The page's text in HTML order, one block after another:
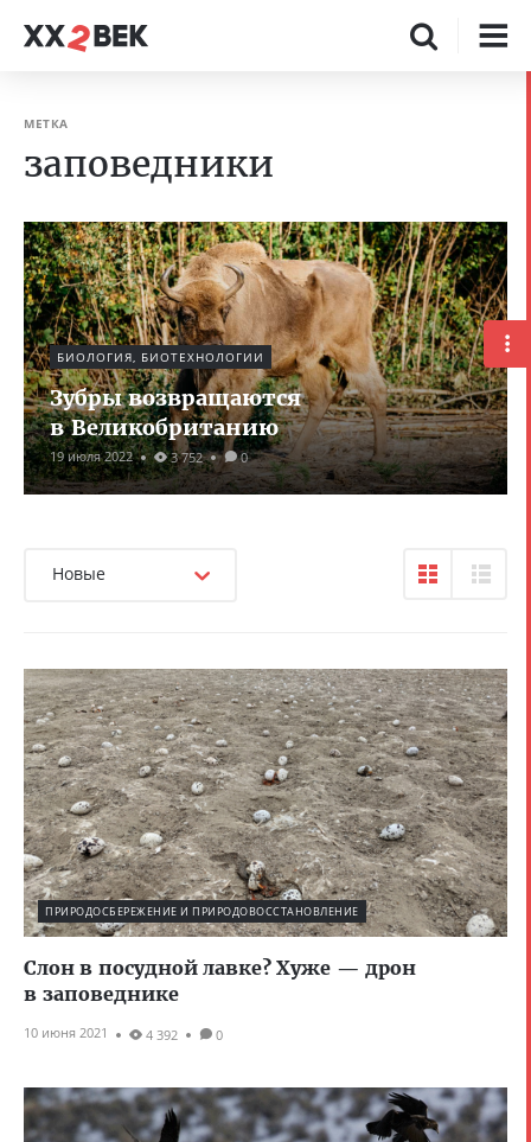
МЕТКА
заповедники
БИОЛОГИЯ, БИОТЕХНОЛОГИИ
Зубры возвращаются
в Великобританию
19 июля 2022 3 752 0
Новые
ПРИРОДОСБЕРЕЖЕНИЕ И ПРИРОДОВОССТАНОВЛЕНИЕ
Слон в посудной лавке? Хуже — дрон
в заповеднике
10 июня 2021 4 392 0